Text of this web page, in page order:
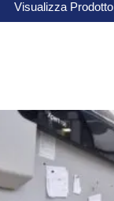
Visualizza Prodotto